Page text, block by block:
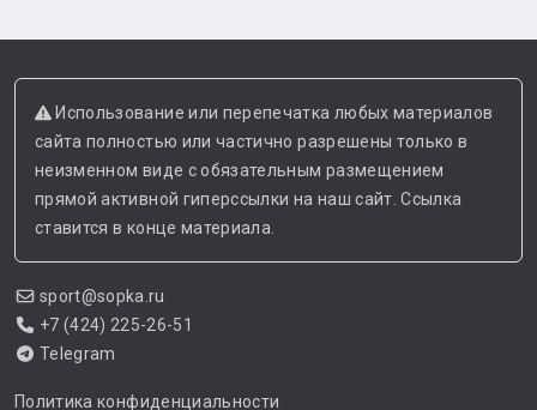
Использование или перепечатка любых материалов
сайта полностью или частично разрешены только в
неизменном виде с обязательным размещением
прямой активной гиперссылки на наш сайт. Ссылка
ставится в конце материала.
sport@sopka.ru
+7 (424) 225-26-51
Telegram
Политика конфиденциальности